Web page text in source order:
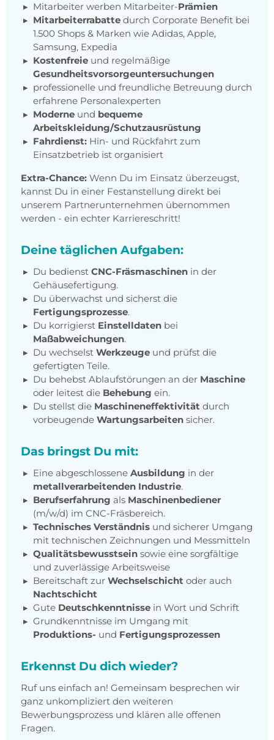
Mitarbeiter werben Mitarbeiter-Prämien
Mitarbeiterrabatte durch Corporate Benefit bei
1.500 Shops & Marken wie Adidas, Apple,
Samsung, Expedia
Kostenfreie und regelmäßige
Gesundheitsvorsorgeuntersuchungen
professionelle und freundliche Betreuung durch
erfahrene Personalexperten
Moderne und bequeme
Arbeitskleidung/Schutzausrüstung
Fahrdienst: Hin- und Rückfahrt zum
Einsatzbetrieb ist organisiert
Extra-Chance: Wenn Du im Einsatz überzeugst,
kannst Du in einer Festanstellung direkt bei
unserem Partnerunternehmen übernommen
werden - ein echter Karriereschritt!
Deine täglichen Aufgaben:
Du bedienst CNC-Fräsmaschinen in der
Gehäusefertigung.
Du überwachst und sicherst die
Fertigungsprozesse.
Du korrigierst Einstelldaten bei
Maßabweichungen.
Du wechselst Werkzeuge und prüfst die
gefertigten Teile.
Du behebst Ablaufstörungen an der Maschine
oder leitest die Behebung ein.
Du stellst die Maschineneffektivität durch
vorbeugende Wartungsarbeiten sicher.
Das bringst Du mit:
Eine abgeschlossene Ausbildung in der
metallverarbeitenden Industrie.
Berufserfahrung als Maschinenbediener
(m/w/d) im CNC-Fräsbereich.
Technisches Verständnis und sicherer Umgang
mit technischen Zeichnungen und Messmitteln
Qualitätsbewusstsein sowie eine sorgfältige
und zuverlässige Arbeitsweise
Bereitschaft zur Wechselschicht oder auch
Nachtschicht
Gute Deutschkenntnisse in Wort und Schrift
Grundkenntnisse im Umgang mit
Produktions- und Fertigungsprozessen
Erkennst Du dich wieder?
Ruf uns einfach an! Gemeinsam besprechen wir
ganz unkompliziert den weiteren
Bewerbungsprozess und klären alle offenen
Fragen.